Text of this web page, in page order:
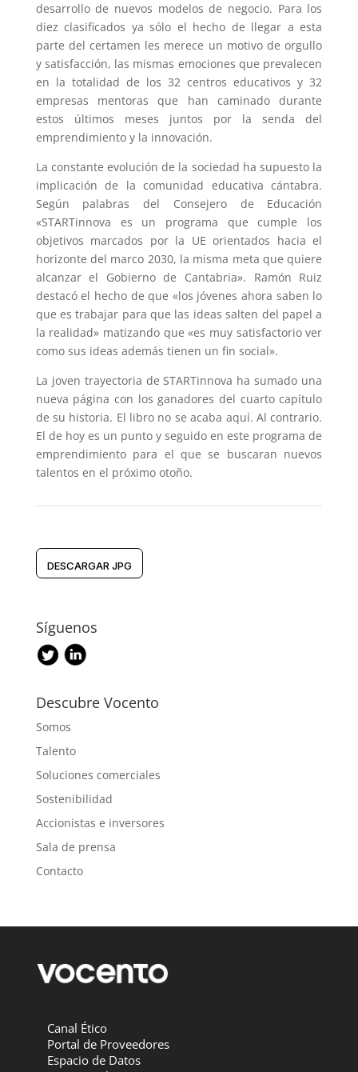
desarrollo de nuevos modelos de negocio. Para los
diez clasificados ya sólo el hecho de llegar a esta
parte del certamen les merece un motivo de orgullo
y satisfacción, las mismas emociones que prevalecen
en la totalidad de los 32 centros educativos y 32
empresas mentoras que han caminado durante
estos últimos meses juntos por la senda del
emprendimiento y la innovación.
La constante evolución de la sociedad ha supuesto la
implicación de la comunidad educativa cántabra.
Según palabras del Consejero de Educación
«STARTinnova es un programa que cumple los
objetivos marcados por la UE orientados hacia el
horizonte del marco 2030, la misma meta que quiere
alcanzar el Gobierno de Cantabria». Ramón Ruiz
destacó el hecho de que «los jóvenes ahora saben lo
que es trabajar para que las ideas salten del papel a
la realidad» matizando que «es muy satisfactorio ver
como sus ideas además tienen un fin social».
La joven trayectoria de STARTinnova ha sumado una
nueva página con los ganadores del cuarto capítulo
de su historia. El libro no se acaba aquí. Al contrario.
El de hoy es un punto y seguido en este programa de
emprendimiento para el que se buscaran nuevos
talentos en el próximo otoño.
DESCARGAR JPG
Síguenos
Descubre Vocento
Somos
Talento
Soluciones comerciales
Sostenibilidad
Accionistas e inversores
Sala de prensa
Contacto
Canal Ético
Portal de Proveedores
Espacio de Datos